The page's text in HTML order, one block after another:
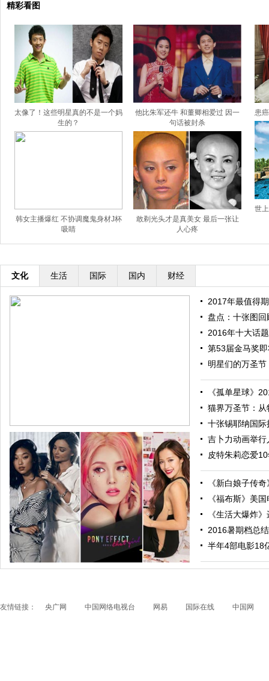
精彩看图
太像了！这些明星真的不是一个妈
生的？
他比朱军还牛 和董卿相爱过 因一
句话被封杀
韩女主播爆红 不协调魔鬼身材J杯
吸睛
敢剃光头才是真美女 最后一张让
人心疼
患
世
文化 生活 国际 国内 财经
跟随电影去旅行：布拉格 在这里邂逅特工、寻找浪漫
2017年最值得
盘点：十张图
2016年十大话
第53届金马奖
明星们的万圣
《孤单星球》
猫界万圣节：
十张锡耶纳国
吉卜力动画举
皮特朱莉恋爱
《新白娘子传
《福布斯》美
《生活大爆炸
2016暑期档总
半年4部电影18
友情链接： 央广网 中国网络电视台 网易 国际在线 中国网